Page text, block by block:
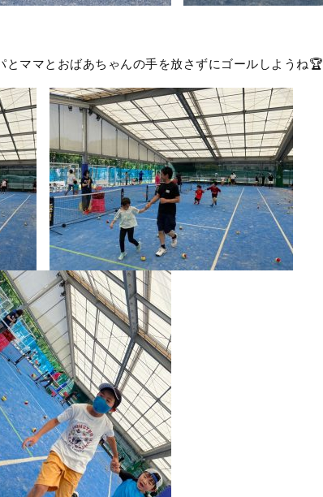
とママとおばあちゃんの手を放さずにゴールしようね🏆